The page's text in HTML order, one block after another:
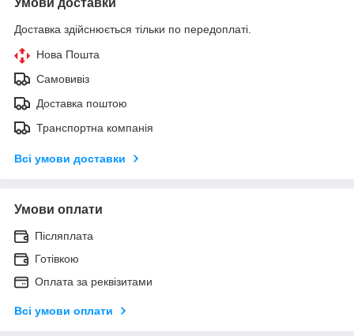
Доставка здійснюється тільки по передоплаті.
Нова Пошта
Самовивіз
Доставка поштою
Транспортна компанія
Всі умови доставки
Умови оплати
Післяплата
Готівкою
Оплата за реквізитами
Всі умови оплати